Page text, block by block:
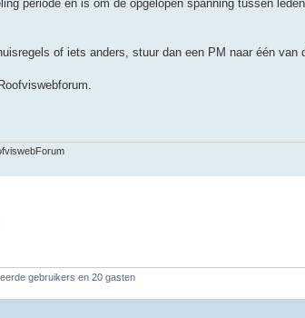
periode en is om de opgelopen spanning tussen
of iets anders, stuur dan een PM naar één van
gebruikers en 20 gasten